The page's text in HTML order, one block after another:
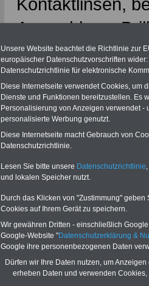
Auswahl von
sonstigen
Die betriebliche
folgende
- planen,
Arbeitsabläufen
- beurteilen der
- anfertigen und
Unterlagen
- handhaben
Unsere Website beachtet die Richtlinie zur
europäischer Datenschutzvorschriften
Datenschutzrichtlinie für elektronische
Diese Internetseite verwendet Cookies, um
Dienste und Funktionen bereitzustellen. Es
Personalisierung von Anzeigen verwendet
personalisierte Werbung genutzt.
Diese Internetseite macht Gebrauch von
Datenschutzrichtlinie.
Lesen Sie bitte unsere Datenschutzrichtlinie
und lokalen Speicher nutzt.
Durch das Klicken von "Zustimmung"
Cookies auf Ihrem Gerät zu speichern.
Wir gewähren Dritten - einschließlich
Google-Website "Datenschutzerklärung &
Google ihre personenbezogenen Daten
Dürfen wir Ihre Daten nutzen, um
erheben Daten und verwenden